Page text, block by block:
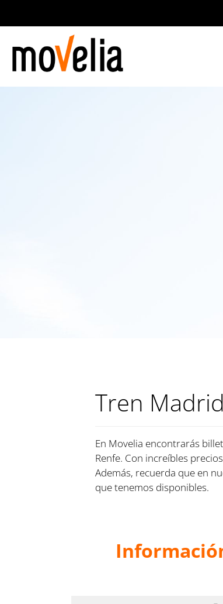
Tren
En Movelia encontrarás
Renfe. Con increíbles
Además, recuerda que en
que tenemos disponibles.